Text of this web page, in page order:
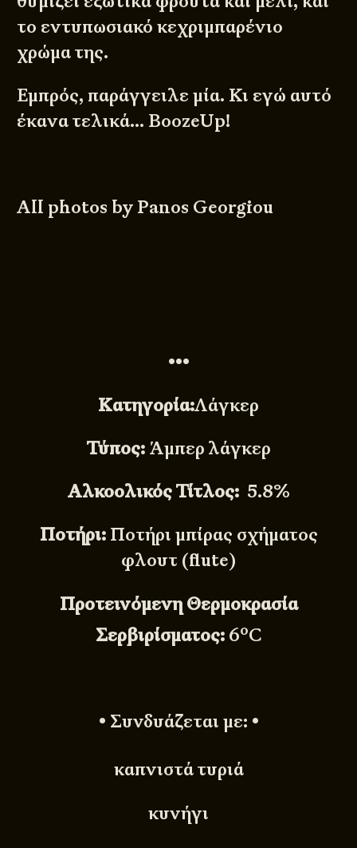
το εντυπωσιακό κεχριμπαρένιο
χρώμα της.
Εμπρός, παράγγειλε μία. Κι εγώ αυτό
έκανα τελικά… BoozeUp!
All photos by Panos Georgiou
•••
Κατηγορία:Λάγκερ
Τύπος: Άμπερ λάγκερ
Aλκοολικός Τίτλος:5.8%
Ποτήρι: Ποτήρι μπίρας σχήματος
φλουτ (flute)
Προτεινόμενη Θερμοκρασία
Σερβιρίσματος: 6οC
• Συνδυάζεται με: •
καπνιστά τυριά
κυνήγι